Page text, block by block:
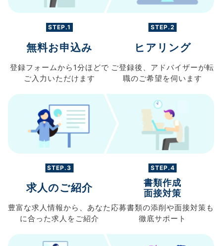
STEP.1
無料お申込み
登録フォームから 1分ほどで
ご入力 いただけます
STEP.2
ヒアリング
ご登録後、 アドバイザーが転
職のご希望を伺います
STEP.3
求人のご紹介
豊富な求人情報から、 あなた
に合った求人を ご紹介
STEP.4
書類作成
面接対策
応募書類の添削や面接対策も
徹底サポート